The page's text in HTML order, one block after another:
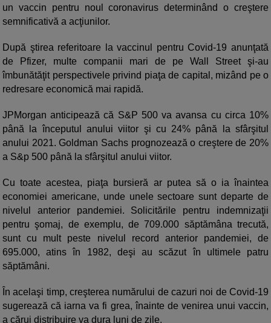
un vaccin pentru noul coronavirus determinând o creştere
semnificativă a acţiunilor.
După ştirea referitoare la vaccinul pentru Covid-19 anunţată
de Pfizer, multe companii mari de pe Wall Street şi-au
îmbunătăţit perspectivele privind piaţa de capital, mizând pe o
redresare economică mai rapidă.
JPMorgan anticipează că S&P 500 va avansa cu circa 10%
până la începutul anului viitor şi cu 24% până la sfârşitul
anului 2021. Goldman Sachs prognozează o creştere de 20%
a S&p 500 până la sfârşitul anului viitor.
Cu toate acestea, piaţa bursieră ar putea să o ia înaintea
economiei americane, unde unele sectoare sunt departe de
nivelul anterior pandemiei. Solicitările pentru indemnizaţii
pentru şomaj, de exemplu, de 709.000 săptămâna trecută,
sunt cu mult peste nivelul record anterior pandemiei, de
695.000, atins în 1982, deşi au scăzut în ultimele patru
săptămâni.
În acelaşi timp, creşterea numărului de cazuri noi de Covid-19
sugerează că iarna va fi grea, înainte de venirea unui vaccin,
a cărui distribuire va dura luni de zile.